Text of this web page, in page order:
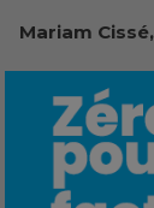
Mariam